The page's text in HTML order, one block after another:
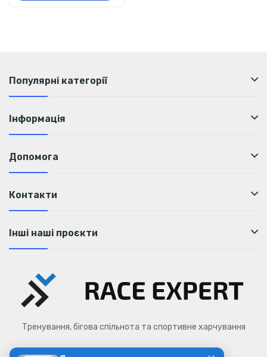
Популярні категорії
Інформація
Допомога
Контакти
Інші наші проєкти
Тренування, бігова спільнота та спортивне харчування